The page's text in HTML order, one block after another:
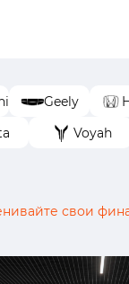
Geely
Voyah
свои